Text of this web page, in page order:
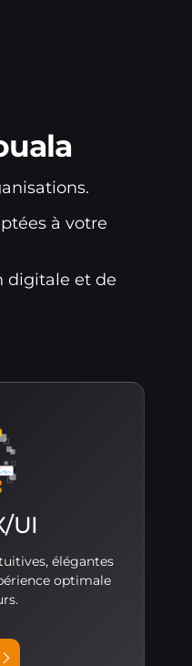
à votre
digitale et de
UI
élégantes
optimale